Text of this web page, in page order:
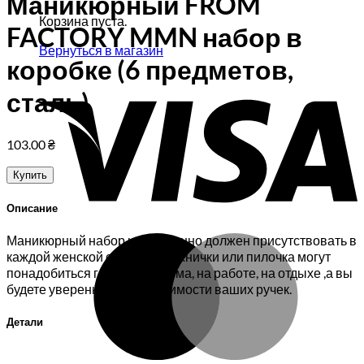
Корзина пуста.
Вернуться в магазин
FACTORY MMN набор в
коробке (6 предметов,
сталь)
103.00₴
Купить
Описание
Маникюрный набор непременно должен присутствовать в
каждой женской сумочке. Ножнички или пилочка могут
понадобиться где угодно: дома, на работе, на отдыхе ,а вы
будете уверенны в неотразимости ваших ручек.
Детали